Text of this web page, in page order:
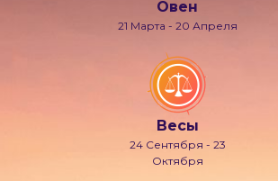
Овен
21 Марта - 20 Апреля
Весы
24 Сентября - 23
Октября